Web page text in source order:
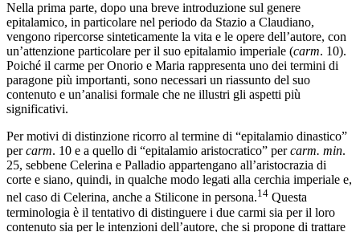
Nella prima parte, dopo una breve introduzione sul genere
epitalamico, in particolare nel periodo da Stazio a Claudiano,
vengono ripercorse sinteticamente la vita e le opere dell’autore, con
un’attenzione particolare per il suo epitalamio imperiale (carm. 10).
Poiché il carme per Onorio e Maria rappresenta uno dei termini di
paragone più importanti, sono necessari un riassunto del suo
contenuto e un’analisi formale che ne illustri gli aspetti più
significativi.
Per motivi di distinzione ricorro al termine di “epitalamio dinastico”
percarm. 10 e a quello di “epitalamio aristocratico” percarm. min.
25, sebbene Celerina e Palladio appartengano all’aristocrazia di
corte e siano, quindi, in qualche modo legati alla cerchia imperiale e,
nel caso di Celerina, anche a Stilicone in persona.14 Questa
terminologia è il tentativo di distinguere i due carmi sia per il loro
contenuto sia per le intenzioni dell’autore, che si propone di trattare